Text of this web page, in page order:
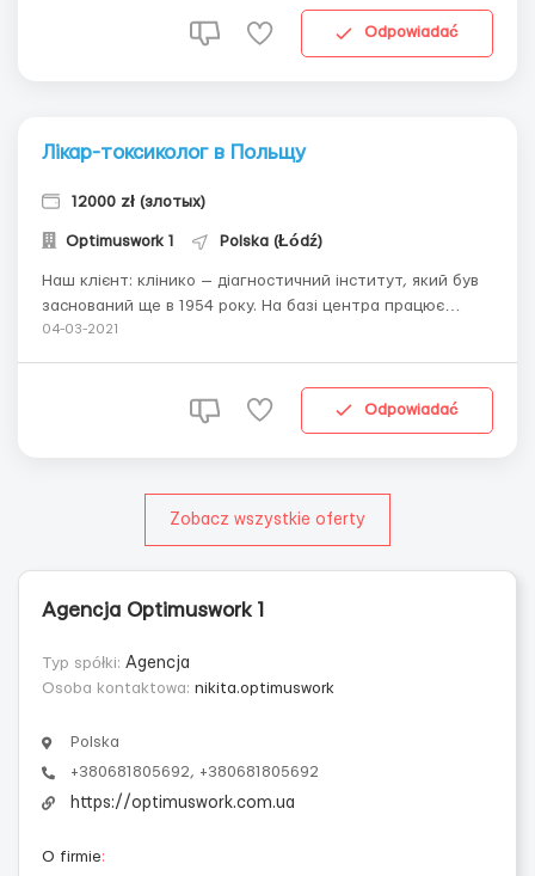
Цехи компанії займають близько 20 000 м2...Odpowiadać
Лікар-токсиколог в Польщу
12000 zł (злотых)
Optimuswork 1 Polska (Łódź)
Наш клієнт: клінико — діагностичний інститут, який був
заснований ще в 1954 року. На базі центра працює
токсикологічне відділення. У даний відділ шукають:
04-03-2021
Odpowiadać
Zobacz wszystkie oferty
Agencja Optimuswork 1
Typ spółki: Agencja
Osoba kontaktowa: nikita.optimuswork
Polska
+380681805692, +380681805692
https://optimuswork.com.ua
O firmie: